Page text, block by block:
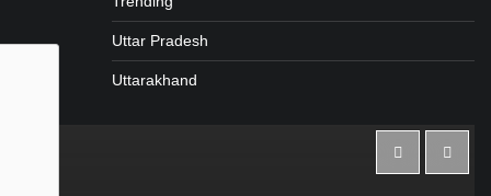
Uttar Pradesh
Uttarakhand